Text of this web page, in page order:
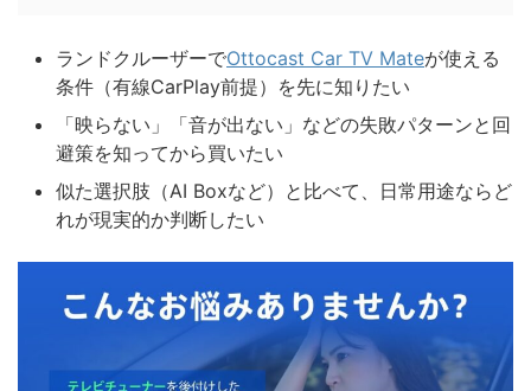
ランドクルーザーでOttocast Car TV Mateが使える
条件（有線CarPlay前提）を先に知りたい
「映らない」「音が出ない」などの失敗パターンと回
避策を知ってから買いたい
似た選択肢（AI Boxなど）と比べて、日常用途ならど
れが現実的か判断したい